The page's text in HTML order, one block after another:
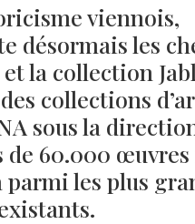
viennois,
désormais les
la collection
collections
sous la
de 60.000 œuvres
les plus